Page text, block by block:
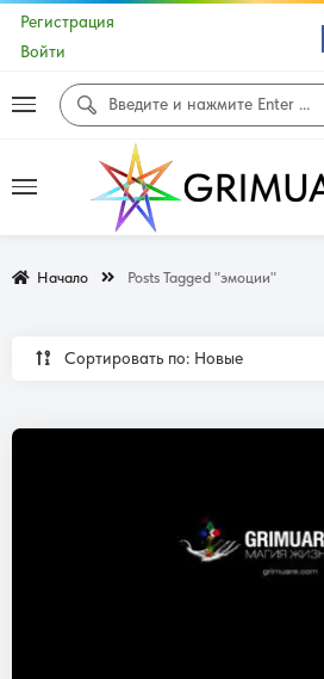
Регистрация
Войти
Начало Posts Tagged "эмоции"
Сортировать по: Новые